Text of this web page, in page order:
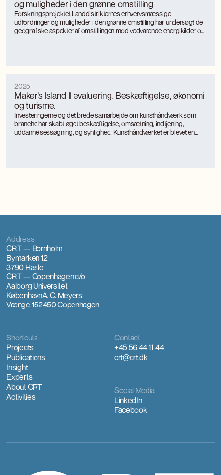
og muligheder i den grønne omstilling
Forskningsprojektet Landdistrikternes erhvervsmæssige
udfordringer og muligheder i den grønne omstilling har undersøgt de
geografiske aspekter af omstillingen mod vedvarende energikilder og
Maker’s Island II evaluering. Beskæftigelse, økonomi
og turisme.
2025
Investeringerne og det brede samarbejde om kunsthåndværk som
branche har skabt øget beskæftigelse, omsætning, indtjening,
uddannelsessøgning, og synlighed. Kunsthåndværket er blevet en
Contact
+45 56 44 11 44
crt@crt.dk
Shortcuts
Projects
Publications
Insight
Experts
About CRT
Activities
Social Media
LinkedIn
Facebook
Address
CRT — Bornholm
Bymarken 12
3790 Hasle
CRT — Copenhagenc/o
Aalborg Universitet
KøbenhavnA. C. Meyers
Vænge 152450 Copenhagen